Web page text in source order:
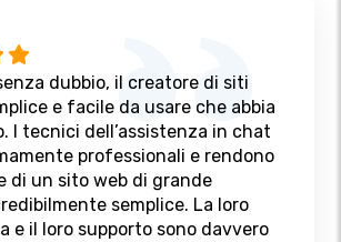
dubbio, il creatore di siti
e facile da usare che abbia
I tecnici dell’assistenza in chat
professionali e rendono
di un sito web di grande
semplice. La loro
e il loro supporto sono davvero